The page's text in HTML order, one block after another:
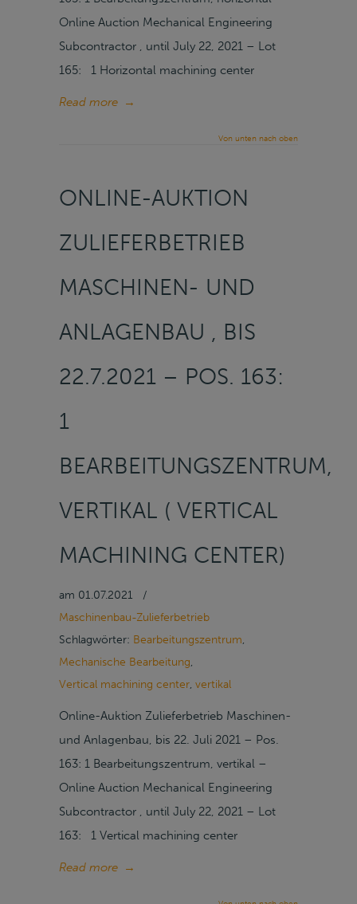
Online Auction Mechanical Engineering
Subcontractor , until July 22, 2021 – Lot
165: 1 Horizontal machining center
Read more →
Von unten nach oben
ONLINE-AUKTION
ZULIEFERBETRIEB
MASCHINEN- UND
ANLAGENBAU , BIS
22.7.2021 – POS. 163:
1
BEARBEITUNGSZENTRUM,
VERTIKAL ( VERTICAL
MACHINING CENTER)
am 01.07.2021
/
Maschinenbau-Zulieferbetrieb
Schlagwörter: Bearbeitungszentrum,
Mechanische Bearbeitung,
Vertical machining center, vertikal
Online-Auktion Zulieferbetrieb Maschinen-
und Anlagenbau, bis 22. Juli 2021 – Pos.
163: 1 Bearbeitungszentrum, vertikal –
Online Auction Mechanical Engineering
Subcontractor , until July 22, 2021 – Lot
163: 1 Vertical machining center
Read more →